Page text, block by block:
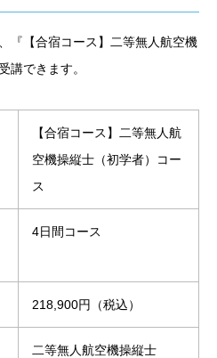
『【合宿コース】二等無人航空機
講できます。
【合宿コース】二等無人航
空機操縦士（初学者）コー
ス
4日間コース
218,900円（税込）
二等無人航空機操縦士